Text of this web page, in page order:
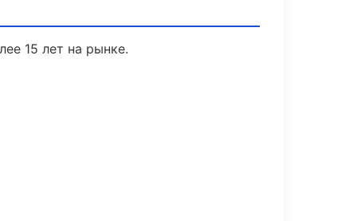
15 лет на рынке.